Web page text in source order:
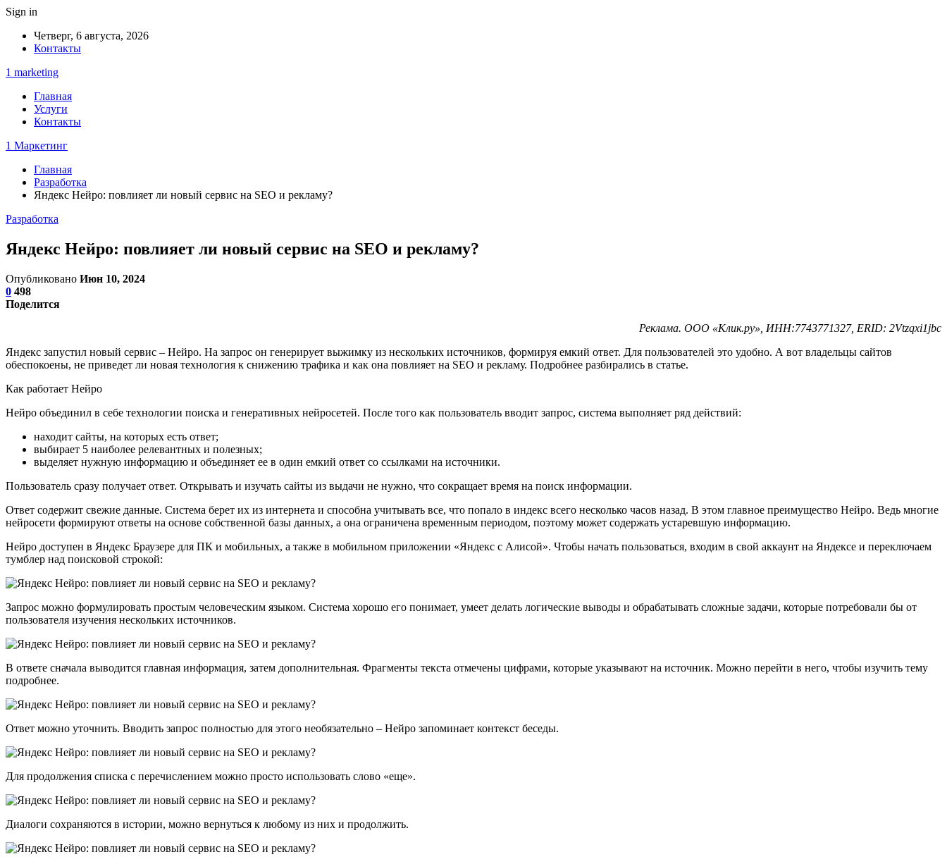
Sign in
Четверг, 6 августа, 2026
Контакты
1 marketing
Главная
Услуги
Контакты
1 Маркетинг
Главная
Разработка
Яндекс Нейро: повлияет ли новый сервис на SEO и рекламу?
Разработка
Яндекс Нейро: повлияет ли новый сервис на SEO и рекламу?
Опубликовано Июн 10, 2024
0 498
Поделится
Реклама. ООО «Клик.ру», ИНН:7743771327, ERID: 2Vtzqxi1jbc
Яндекс запустил новый сервис – Нейро. На запрос он генерирует выжимку из нескольких источников, формируя емкий ответ. Для пользователей это удобно. А вот владельцы сайтов
обеспокоены, не приведет ли новая технология к снижению трафика и как она повлияет на SEO и рекламу. Подробнее разбирались в статье.
Как работает Нейро
Нейро объединил в себе технологии поиска и генеративных нейросетей. После того как пользователь вводит запрос, система выполняет ряд действий:
находит сайты, на которых есть ответ;
выбирает 5 наиболее релевантных и полезных;
выделяет нужную информацию и объединяет ее в один емкий ответ со ссылками на источники.
Пользователь сразу получает ответ. Открывать и изучать сайты из выдачи не нужно, что сокращает время на поиск информации.
Ответ содержит свежие данные. Система берет их из интернета и способна учитывать все, что попало в индекс всего несколько часов назад. В этом главное преимущество Нейро. Ведь многие
нейросети формируют ответы на основе собственной базы данных, а она ограничена временным периодом, поэтому может содержать устаревшую информацию.
Нейро доступен в Яндекс Браузере для ПК и мобильных, а также в мобильном приложении «Яндекс с Алисой». Чтобы начать пользоваться, входим в свой аккаунт на Яндексе и переключаем
тумблер над поисковой строкой:
Запрос можно формулировать простым человеческим языком. Система хорошо его понимает, умеет делать логические выводы и обрабатывать сложные задачи, которые потребовали бы от
пользователя изучения нескольких источников.
В ответе сначала выводится главная информация, затем дополнительная. Фрагменты текста отмечены цифрами, которые указывают на источник. Можно перейти в него, чтобы изучить тему
подробнее.
Ответ можно уточнить. Вводить запрос полностью для этого необязательно – Нейро запоминает контекст беседы.
Для продолжения списка с перечислением можно просто использовать слово «еще».
Диалоги сохраняются в истории, можно вернуться к любому из них и продолжить.